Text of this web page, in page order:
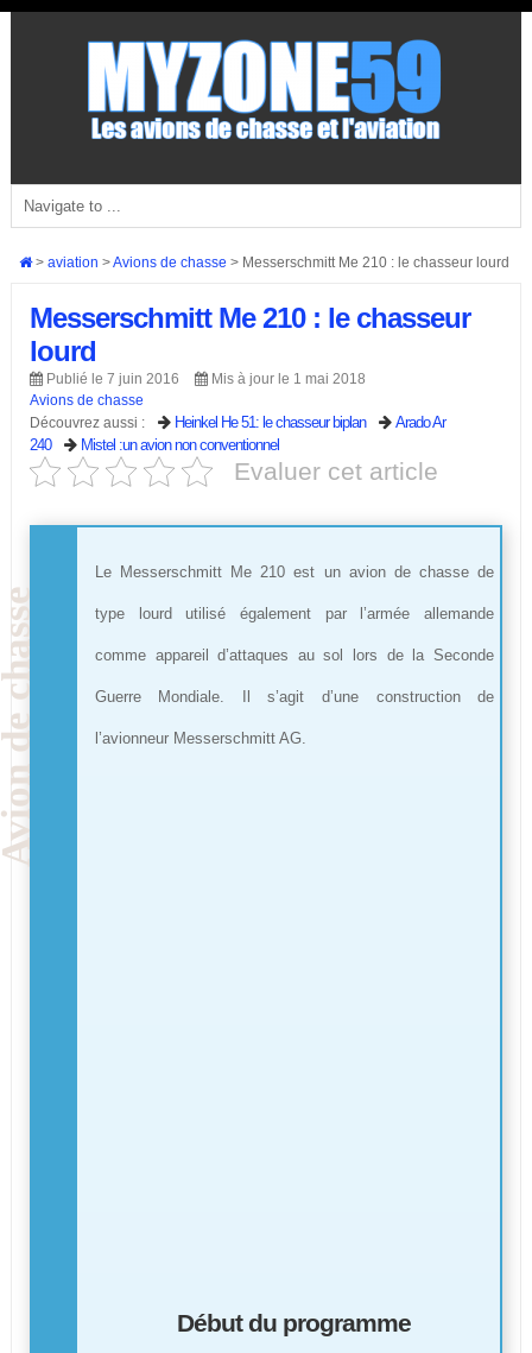
> aviation >Avions de chasse > Messerschmitt Me 210 : le chasseur lourd
Messerschmitt Me 210 : le chasseur
lourd
Publié le 7 juin 2016
Mis à jour le 1 mai 2018
Avions de chasse
Découvrez aussi :
Heinkel He 51: le chasseur biplan
Arado Ar
240
Mistel :un avion non conventionnel
Evaluer cet article
Le Messerschmitt Me 210 est un avion de chasse de
type lourd utilisé également par l’armée allemande
comme appareil d’attaques au sol lors de la Seconde
Guerre Mondiale. Il s’agit d’une construction de
l’avionneur Messerschmitt AG.
Début du programme